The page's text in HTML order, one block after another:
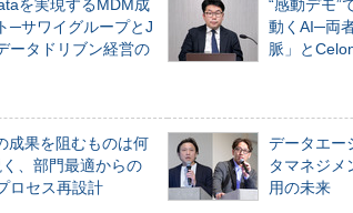
を実現するMDM成
─サワイグループとJ
ータドリブン経営の
“感動デモ”
動くAI─両
脈」と
成果を阻むものは何
、部門最適からの
ロセス再設計
データエー
タマネジメ
用の未来